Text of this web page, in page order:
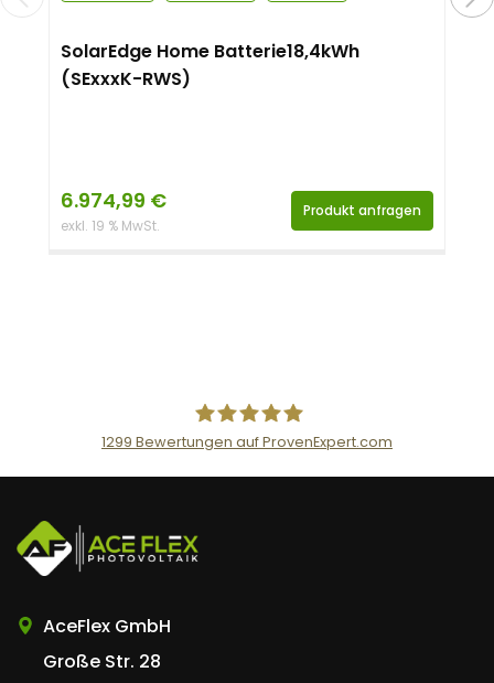
SolarEdge Home Batterie18,4kWh
(SExxxK-RWS)
6.974,99 €
exkl. 19 % MwSt.
Produkt anfragen
AceFlex GmbH
1299 Bewertungen auf ProvenExpert.com
AceFlex GmbH
Große Str. 28